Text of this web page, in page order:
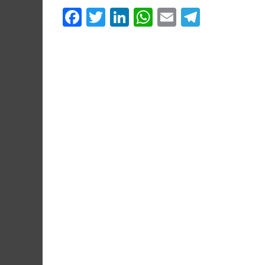
Facebook
Twitter
LinkedIn
WhatsApp
Email